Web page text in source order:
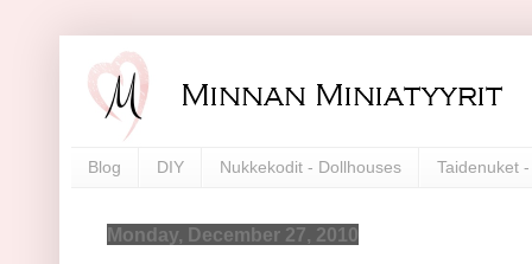
Blog DIY Nukkekodit - Dollhouses Taidenuket
Monday, December 27, 2010